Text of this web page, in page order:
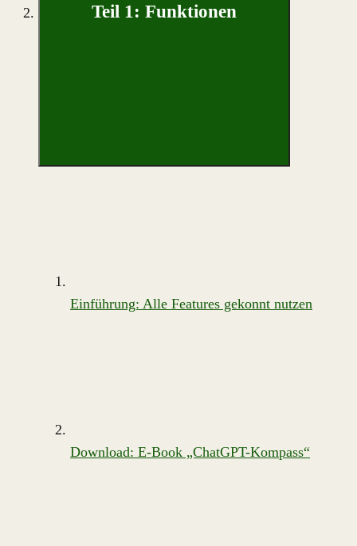
Teil 1: Funktionen
Einführung: Alle Features gekonnt nutzen
Download: E-Book „ChatGPT-Kompass“